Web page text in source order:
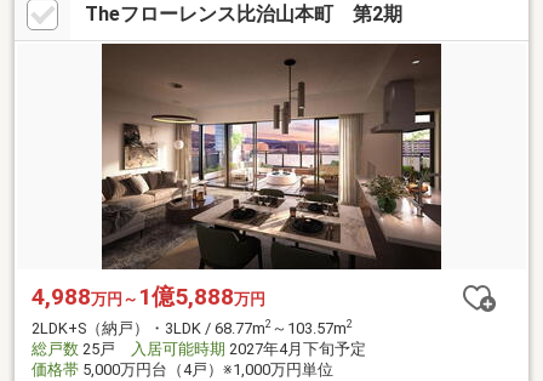
Theフローレンス比治山本町 第2期
4,988万円～ 1億5,888万円
2LDK+S（納戸）・3LDK / 68.77m2 ～103.57m2
総戸数 25戸 入居可能時期 2027年4月下旬予定
価格帯 5,000万円台（4戸）※1,000万円単位